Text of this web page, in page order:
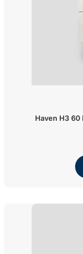
Haven H3